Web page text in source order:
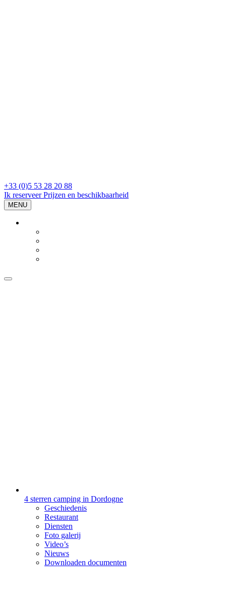
+33 (0)5 53 28 20 88
Ik reserveer Prijzen en beschikbaarheid
MENU
4 sterren camping in Dordogne
Geschiedenis
Restaurant
Diensten
Foto galerij
Video’s
Nieuws
Downloaden documenten